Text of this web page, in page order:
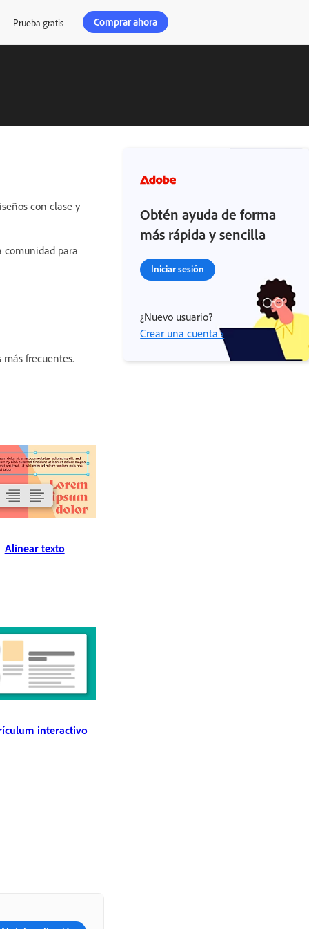
Prueba gratis Comprar ahora
con clase y
comunidad para
frecuentes.
Alinear texto
interactivo
Obtén ayuda de forma
más rápida y sencilla
Iniciar sesión
¿Nuevo usuario?
Crear una cuenta ›